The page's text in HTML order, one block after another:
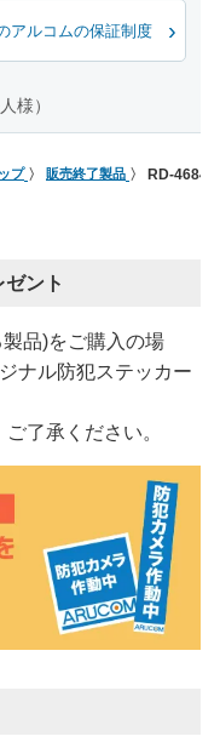
アルコムの保証制度
様）
プ 販売終了製品 RD-4684
ント
品)をご購入の場
ナル防犯ステッカー
了承ください。